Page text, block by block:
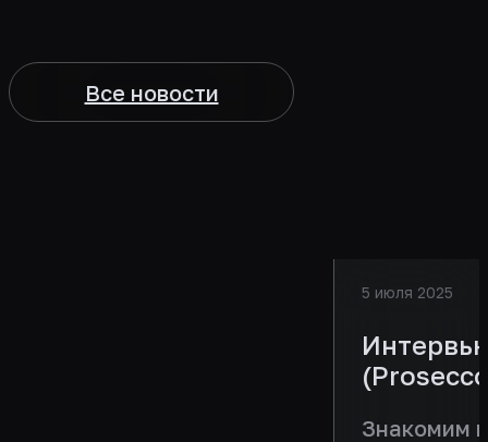
Все новости
5 июля 2025
Знакомим